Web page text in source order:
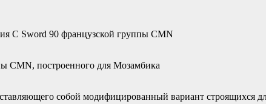
С Sword 90 французской группы CMN
CMN, построенного для Мозамбика
собой модифицированный вариант строящихся